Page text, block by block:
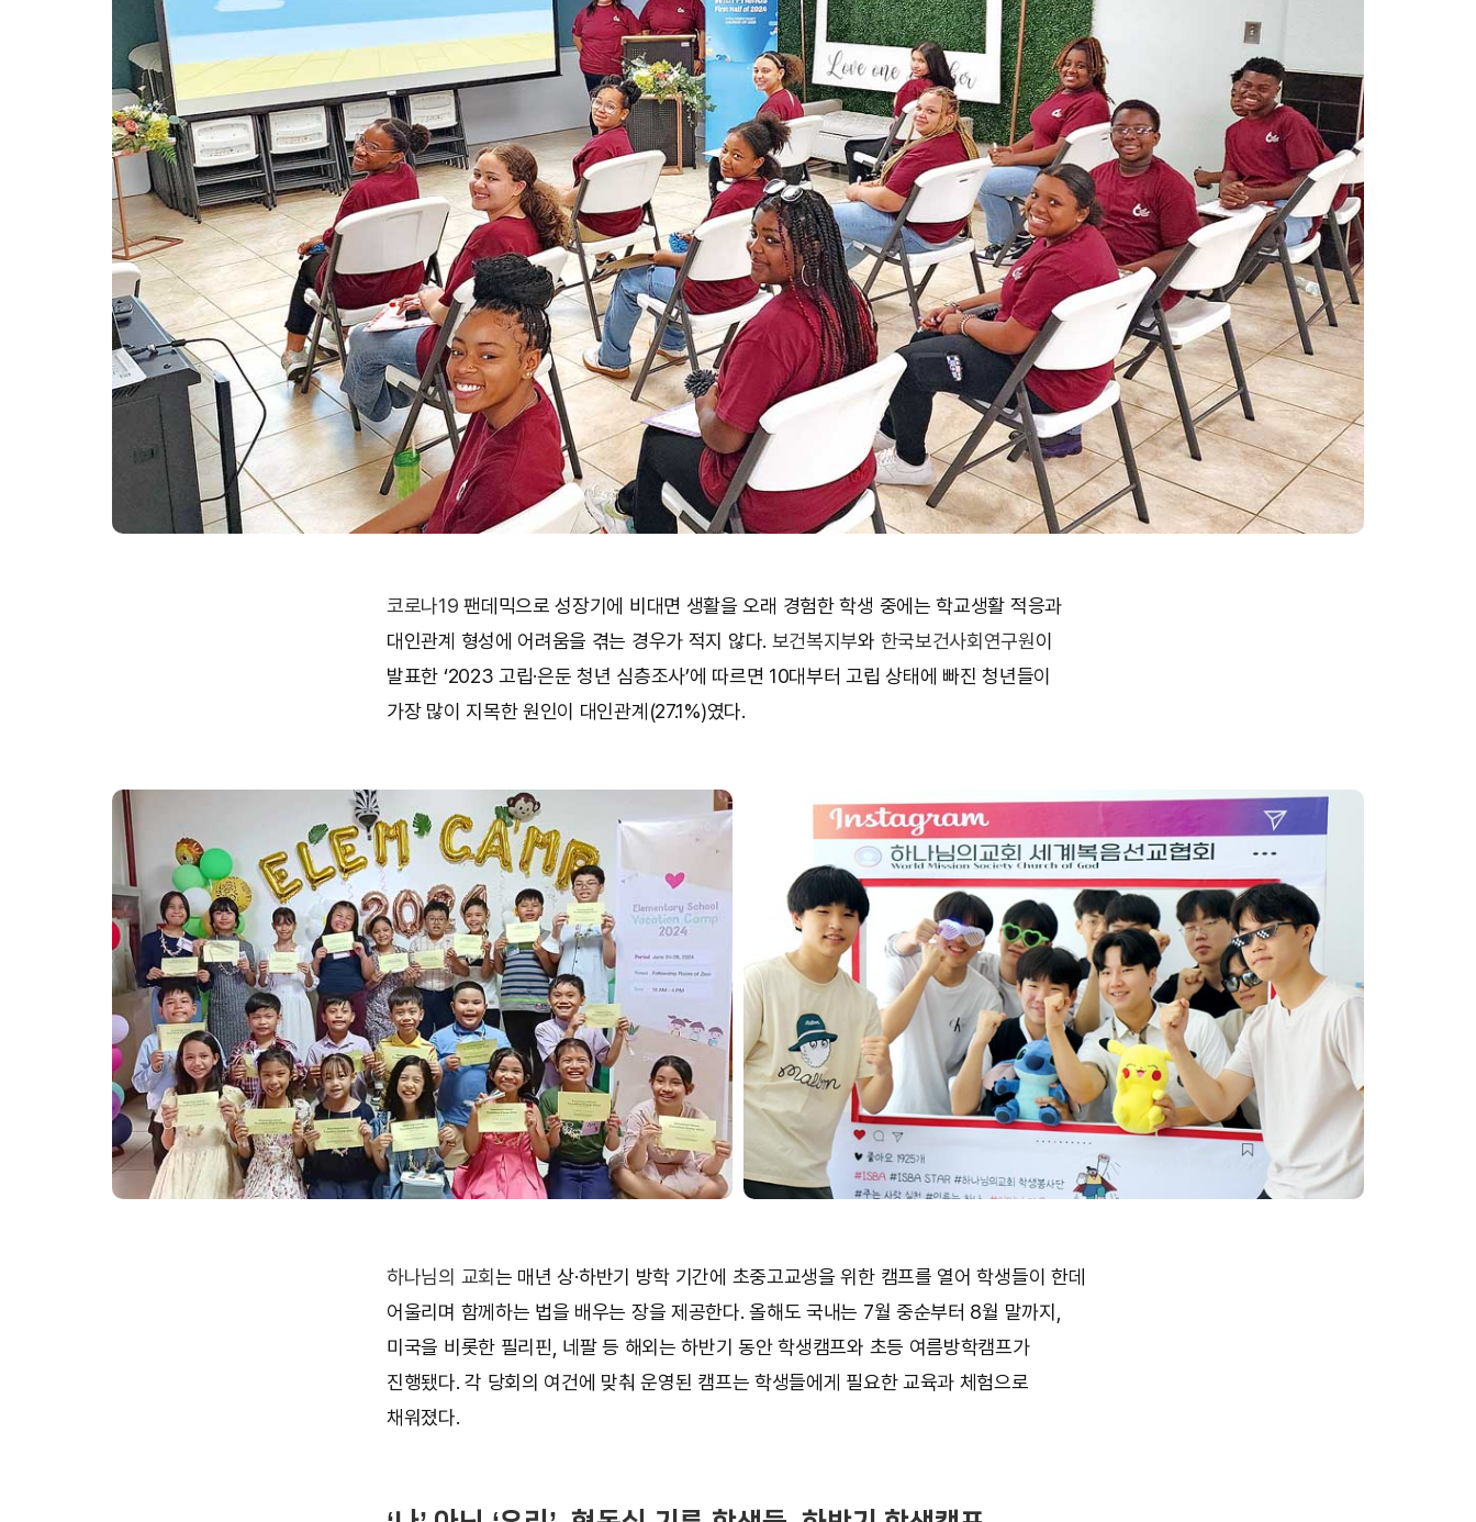
코로나19 팬데믹으로 성장기에 비대면 생활을 오래 경험한 학생 중에는 학교생활 적응과
대인관계 형성에 어려움을 겪는 경우가 적지 않다. 보건복지부와 한국보건사회연구원이
발표한 ‘2023 고립·은둔 청년 심층조사’에 따르면 10대부터 고립 상태에 빠진 청년들이
가장 많이 지목한 원인이 대인관계(27.1%)였다.
하나님의 교회는 매년 상·하반기 방학 기간에 초중고교생을 위한 캠프를 열어 학생들이 한데
어울리며 함께하는 법을 배우는 장을 제공한다. 올해도 국내는 7월 중순부터 8월 말까지,
미국을 비롯한 필리핀, 네팔 등 해외는 하반기 동안 학생캠프와 초등 여름방학캠프가
진행됐다. 각 당회의 여건에 맞춰 운영된 캠프는 학생들에게 필요한 교육과 체험으로
채워졌다.